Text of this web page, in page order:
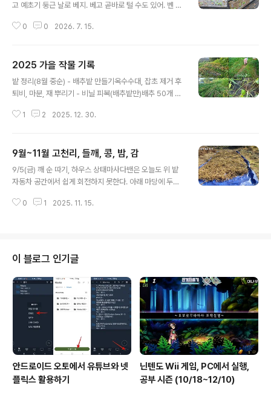
고 예초기 둥근 날로 베지. 베고 곧바로 털 수도 있어. 벤 뒤
om/2327 2025년 6~8월 고천리 https://anakii.tisto
이 줄기 맨 위. ☞ 고라니망에 비닐하우스 클립 사용하면
좋음. 15mm 파이프 고정용으로 25mm를 사용. 20mm
파이프는 32mm 클립사용.☞ 깨밭 모종 당근 나눔받을 때
색2시간 끝), 토시, 수건, 두건, 목두건, 수도꼭지호스잠금
0 0 2026. 7. 15.
2025 가을 작물 기록
밭 정리(8월 중순) - 배추밭 만들기옥수수대, 잡초 제거 후
퇴비, 마분, 재 뿌리기 - 비닐 피복(배추밭만)배추 50개 심
만원)마당밭 정리 및 음식물 퇴비, 재 뿌리기(겨울 온실 준
남은 비닐 피복밭에 무씨 추가, 비탈밭 1(아욱, 루꼴라, 혼
합 상추 2줄, 비타민, 쑥갓)가을 무 모종과 갓씨 파종, 마당
기록 (경아, 9/14)# 비탈 밭 왼쪽 - 1/3, 왼쪽 1줄 갓씨 파
먹었는지 안나고 열무 만 나옴), 남은 밭 부분에 무 모종 정
1 2 2025. 12. 30.
9월~11월 고천리, 들깨, 콩, 밤, 감
9/5(금) 깨 순 따기, 하우스 상태마사다밴은 오늘도 위 밭
자동차 공간에서 쉽게 회전하지 못한다. 아래 마당에 두고
크게 오른쪽 상단에서 왼쪽 2/3지점으로 사선을 긋는다면
만 따면 끝인것 같다. 6시에 도착해 한 시간 순을 땄더니 벌
써 어둑하다. 하우스 뒤쪽으로 계속 토사가 3cm 쌓인다.
삽으로 퍼냈다. 무너진 폐목에 칡이 휘감고 있어서 조금 정
리했다. 9/26(금) 밤은 9중, 감은 10말자주 줍던 밤나무가
올해는 초토화. 두어 줌의 밤만 주웠다. 하우스 뒤 숲속..
0 1 2025. 11. 15.
이 블로그 인기글
안드로이드 오토에서 유튜브와 넷
플릭스 활용하기
닌텐도 Wii 게임, PC에서 실행,
공부 시즌 (10/18~12/10)